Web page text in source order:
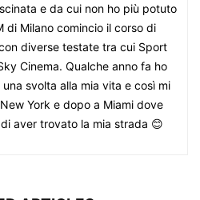
e da cui non ho più potuto
di Milano comincio il corso di
diverse testate tra cui Sport
Cinema. Qualche anno fa ho
svolta alla mia vita e così mi
York e dopo a Miami dove
aver trovato la mia strada 😊